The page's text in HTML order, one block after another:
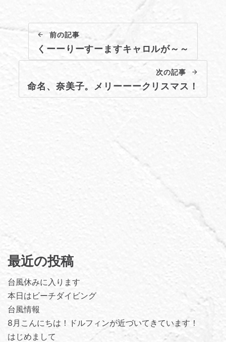
前の記事
くーーりーすーますキャロルが～～
次の記事
命名、奈美子。メリーーークリスマス！
最近の投稿
台風休みに入ります
本日はビーチダイビング
台風情報
8月こんにちは！ドルフィンが近づいてきています！
はじめまして